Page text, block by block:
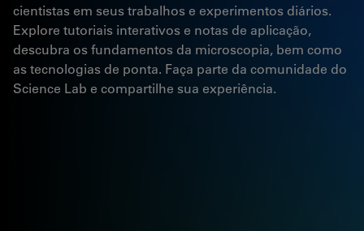
cientistas em seus trabalhos e experimentos diários.
Explore tutoriais interativos e notas de aplicação,
descubra os fundamentos da microscopia, bem como
as tecnologias de ponta. Faça parte da comunidade do
Science Lab e compartilhe sua experiência.